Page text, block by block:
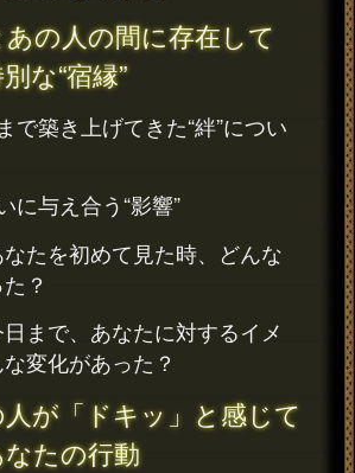
の人の間に存在して
な“宿縁”
で築き上げてきた“絆”につい
に与え合う“影響”
たを初めて見た時、どんな
？
まで、あなたに対するイメ
変化があった？
が「ドキッ」と感じて
たの行動